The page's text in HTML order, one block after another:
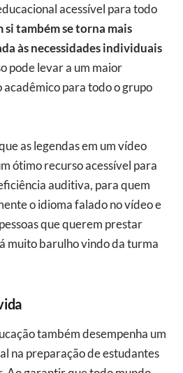
si também se torna mais
às necessidades individuais
pode levar a um maior
acadêmico para todo o grupo
ótimo recurso acessível para
auditiva, para quem
o idioma falado no vídeo e
que querem prestar
muito barulho vindo da turma
na preparação de estudantes